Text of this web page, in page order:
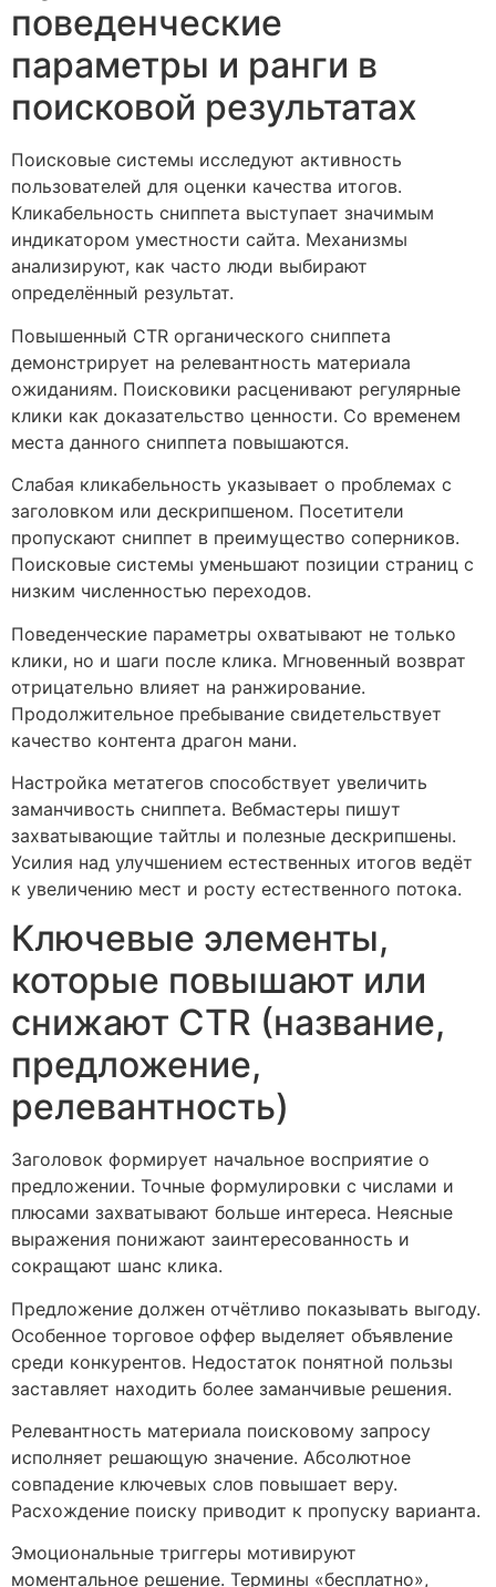
поведенческие
параметры и ранги в
поисковой результатах
Поисковые системы исследуют активность
пользователей для оценки качества итогов.
Кликабельность сниппета выступает значимым
индикатором уместности сайта. Механизмы
анализируют, как часто люди выбирают
определённый результат.
Повышенный CTR органического сниппета
демонстрирует на релевантность материала
ожиданиям. Поисковики расценивают регулярные
клики как доказательство ценности. Со временем
места данного сниппета повышаются.
Слабая кликабельность указывает о проблемах с
заголовком или дескрипшеном. Посетители
пропускают сниппет в преимущество соперников.
Поисковые системы уменьшают позиции страниц с
низким численностью переходов.
Поведенческие параметры охватывают не только
клики, но и шаги после клика. Мгновенный возврат
отрицательно влияет на ранжирование.
Продолжительное пребывание свидетельствует
качество контента драгон мани.
Настройка метатегов способствует увеличить
заманчивость сниппета. Вебмастеры пишут
захватывающие тайтлы и полезные дескрипшены.
Усилия над улучшением естественных итогов ведёт
к увеличению мест и росту естественного потока.
Ключевые элементы,
которые повышают или
снижают CTR (название,
предложение,
релевантность)
Заголовок формирует начальное восприятие о
предложении. Точные формулировки с числами и
плюсами захватывают больше интереса. Неясные
выражения понижают заинтересованность и
сокращают шанс клика.
Предложение должен отчётливо показывать выгоду.
Особенное торговое оффер выделяет объявление
среди конкурентов. Недостаток понятной пользы
заставляет находить более заманчивые решения.
Релевантность материала поисковому запросу
исполняет решающую значение. Абсолютное
совпадение ключевых слов повышает веру.
Расхождение поиску приводит к пропуску варианта.
Эмоциональные триггеры мотивируют
моментальное решение. Термины «бесплатно»,